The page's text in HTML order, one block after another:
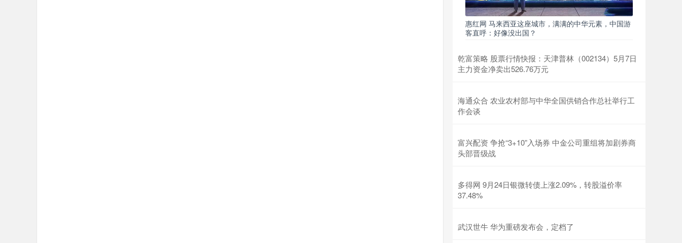
惠红网 马来西亚这座城市，满满的中华元素，中国游
客直呼：好像没出国？
乾富策略 股票行情快报：天津普林（002134）5月7日
主力资金净卖出526.76万元
海通众合 农业农村部与中华全国供销合作总社举行工
作会谈
富兴配资 争抢“3+10”入场券 中金公司重组将加剧券商
头部晋级战
多得网 9月24日银微转债上涨2.09%，转股溢价率
37.48%
武汉世牛 华为重磅发布会，定档了